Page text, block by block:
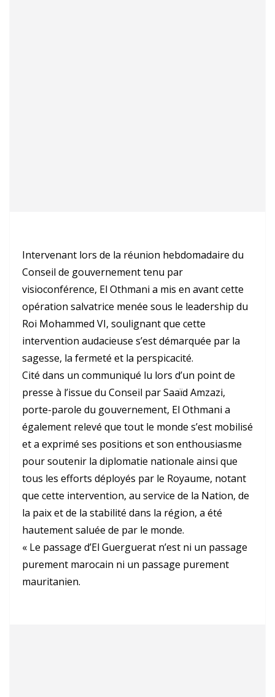
Intervenant lors de la réunion hebdomadaire du
Conseil de gouvernement tenu par
visioconférence, El Othmani a mis en avant cette
opération salvatrice menée sous le leadership du
Roi Mohammed VI, soulignant que cette
intervention audacieuse s’est démarquée par la
sagesse, la fermeté et la perspicacité.
Cité dans un communiqué lu lors d’un point de
presse à l’issue du Conseil par Saaïd Amzazi,
porte-parole du gouvernement, El Othmani a
également relevé que tout le monde s’est mobilisé
et a exprimé ses positions et son enthousiasme
pour soutenir la diplomatie nationale ainsi que
tous les efforts déployés par le Royaume, notant
que cette intervention, au service de la Nation, de
la paix et de la stabilité dans la région, a été
hautement saluée de par le monde.
« Le passage d’El Guerguerat n’est ni un passage
purement marocain ni un passage purement
mauritanien.